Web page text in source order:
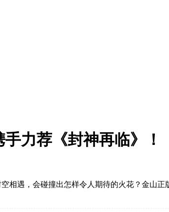
力荐《封神再临》！
相遇，会碰撞出怎样令人期待的火花？金山